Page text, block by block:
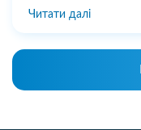
Читати далі